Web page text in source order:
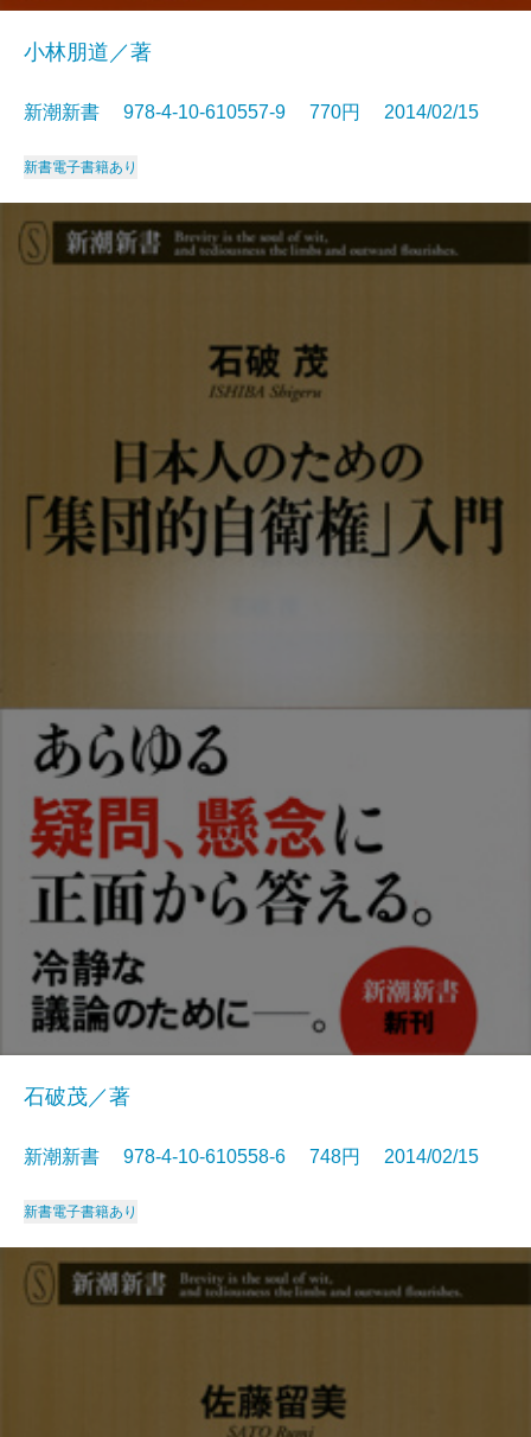
小林朋道／著
新潮新書 978-4-10-610557-9 770円 2014/02/15
新書電子書籍あり
石破茂／著
新潮新書 978-4-10-610558-6 748円 2014/02/15
新書電子書籍あり